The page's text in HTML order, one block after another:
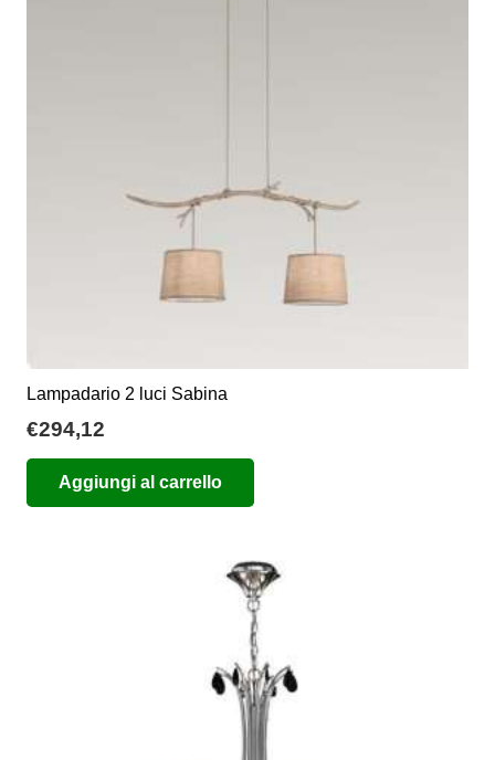
Lampadario 2 luci Sabina
€294,12
Aggiungi al carrello